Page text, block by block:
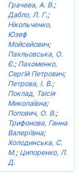
Грачева, А. В.;
Дабло, Л. Г.;
Нікольченко,
Юзеф
Мойсейович;
Пахльовська, О.
Є.; Пахоменко,
Сергій Петрович;
Петрова, І. В.;
Поклад, Таісія
Миколаївна;
Попович, О. В.;
Трифонова, Ганна
Валеріївна;
Холодинська, С.
М.; Ципоренко, Л.
Д.